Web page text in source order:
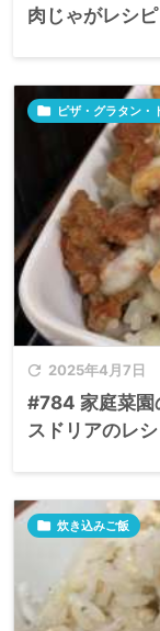
肉じゃがレシピ
 2025年4月7日
 ピザ・グラタン・
#784 家庭菜園
スドリアのレ
 炊き込みご飯